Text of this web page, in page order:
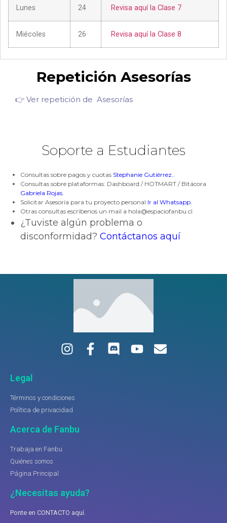
Lunes 24 Revisa aquí la Clase 7
Miécoles 26 Revisa aquí la Clase 8
Repetición Asesorías
👉 Ver repetición de Asesorías
Soporte a Estudiantes
Consultas sobre pagos y cuotas Stephanie Gutiérrez.
Consultas sobre plataformas: Dashboard / HOTMART / Bitácora
Gabriela Rojas.
Solicitar Asesoría para tu proyecto personal Ir al Whatsapp.
Otras consultas escríbenos un mail a hola@espaciofanbu.cl
¿Tuviste algún problema o
disconformidad? Contáctanos aquí
Legal
Términos y condiciones
Política de privacidad
Acerca de Fanbu
Trabaja en Fanbu
Quiénes somos
Página Principal
¿Necesitas ayuda?
Ponte en CONTACTO aquí.